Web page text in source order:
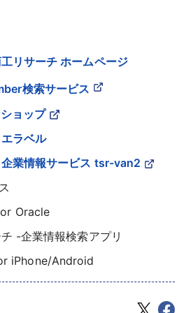
リサーチ ホームページ
検索サービス
ョップ
ラベル
業情報サービス tsr-van2
Oracle
-企業情報検索アプリ
iPhone/Android